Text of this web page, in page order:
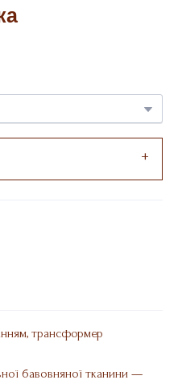
трансформер
бавовняної тканини —